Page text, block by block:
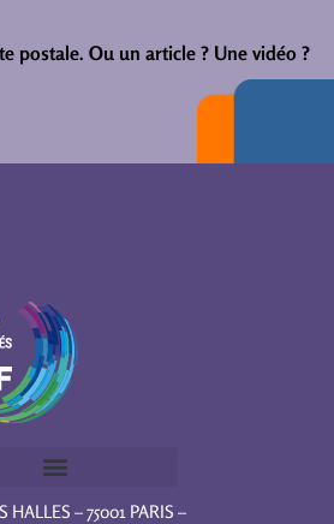
postale. Ou un article ? Une vidéo ?
HALLES – 75001 PARIS –